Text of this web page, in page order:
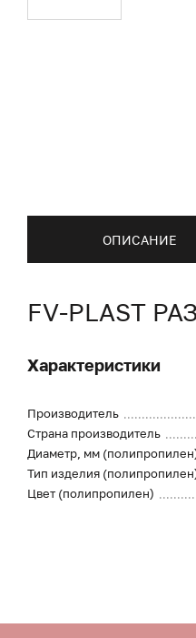
ОПИСАНИЕ
FV-PLAST
Характеристики
Производитель
Страна производитель
Диаметр, мм
Тип изделия
Цвет (полипропилен)